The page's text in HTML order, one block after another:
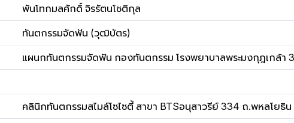
พันโทกมลศักดิ์ จิรรัตนโชติกุล
ทันตกรรมจัดฟัน (วุฒิบัตร)
แผนกทันตกรรมจัดฟัน กองทันตกรรม โรงพยาบาลพระมงกุฎเกล้า
คลินิกทันตกรรมสไมล์โซไซตี้ สาขา BTSอนุสาวรีย์ 334 ถ.พหลโยธิ